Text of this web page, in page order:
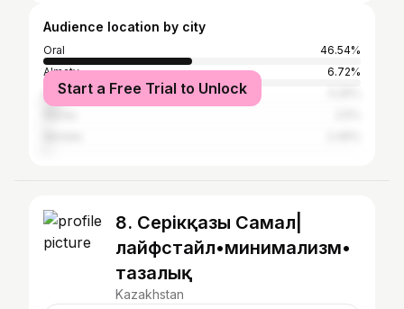
Audience location by city
Oral
46.54%
Almaty
6.72%
Astana
Start a Free Trial to Unlock
8. Серікқазы Самал|
лайфстайл•минимализм•
тазалық
Kazakhstan